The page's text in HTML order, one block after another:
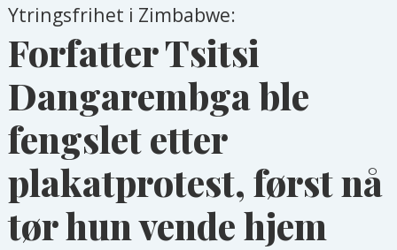
Ytringsfrihet i Zimbabwe:
Forfatter Tsitsi
Dangarembga ble
fengslet etter
plakatprotest, først nå
tør hun vende hjem